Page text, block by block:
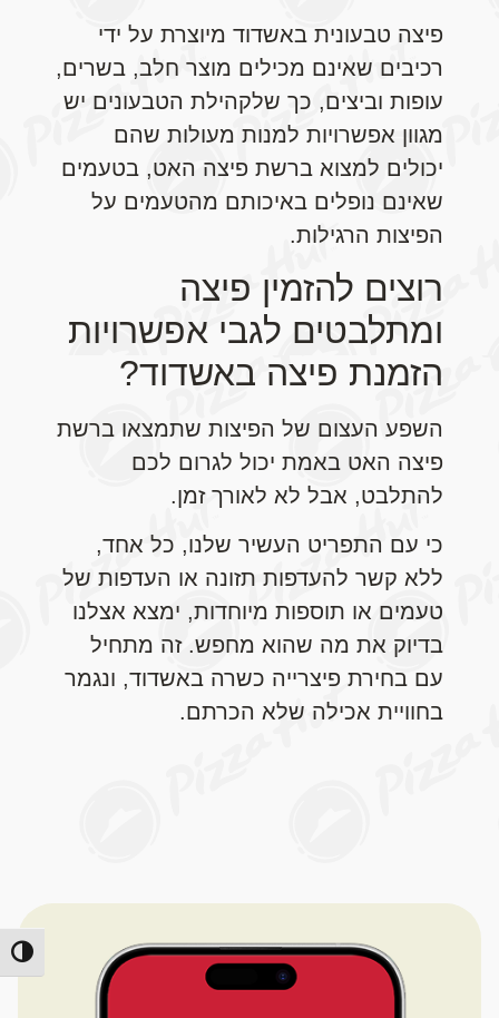
מתג
פיצה טבעונית באשדוד מיוצרת על ידי
רכיבים שאינם מכילים מוצר חלב, בשרים,
עופות וביצים, כך שלקהילת הטבעונים יש
מגוון אפשרויות למנות מעולות שהם
יכולים למצוא ברשת פיצה האט, בטעמים
שאינם נופלים באיכותם מהטעמים על
הפיצות הרגילות.
רוצים להזמין פיצה
ומתלבטים לגבי אפשרויות
הזמנת פיצה באשדוד?
השפע העצום של הפיצות שתמצאו ברשת
פיצה האט באמת יכול לגרום לכם
להתלבט, אבל לא לאורך זמן.
כי עם התפריט העשיר שלנו, כל אחד,
ללא קשר להעדפות תזונה או העדפות של
טעמים או תוספות מיוחדות, ימצא אצלנו
בדיוק את מה שהוא מחפש. זה מתחיל
עם בחירת פיצרייה כשרה באשדוד, ונגמר
בחוויית אכילה שלא הכרתם.